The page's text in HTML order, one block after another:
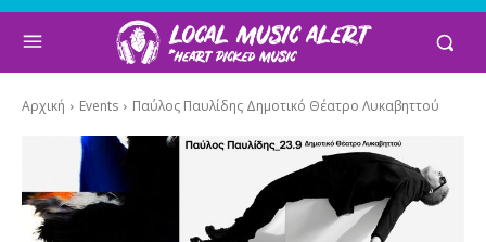
Αρχική Events Παύλος Παυλίδης Δημοτικό Θέατρο Λυκαβηττού